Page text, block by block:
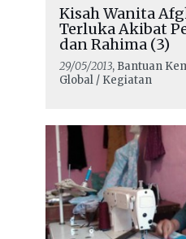
Kisah Wanita
Terluka Akibat
dan Rahima (3)
29/05/2013, Bantuan
Global / Kegiatan